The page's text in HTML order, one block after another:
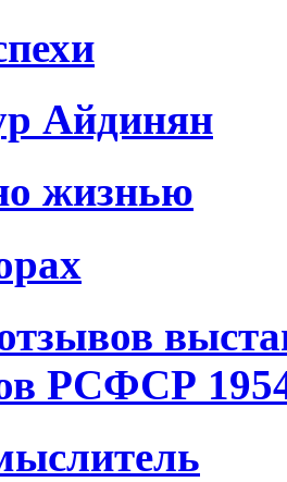
Айдинян
жизнью
РСФСР